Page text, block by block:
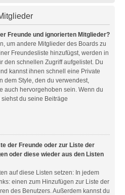
Freunde und ignorierten Mitglieder?
um andere Mitglieder des Boards zu
Freundesliste hinzufügst, werden in
den schnellen Zugriff aufgelistet. Du
kannst ihnen schnell eine Private
dem Style, den du verwendest,
auch hervorgehoben sein. Wenn du
du seine Beiträge
der Freunde oder zur Liste der
oder diese wieder aus den Listen
auf diese Listen setzen: In jedem
einen zum Hinzufügen zur Liste der
des Benutzers. Außerdem kannst du